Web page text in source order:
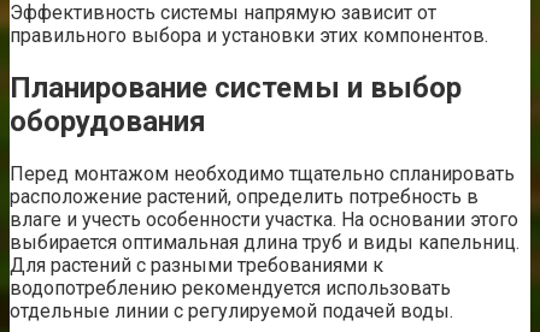
Эффективность системы напрямую зависит от
правильного выбора и установки этих компонентов.
Планирование системы и выбор
оборудования
Перед монтажом необходимо тщательно спланировать
расположение растений, определить потребность в
влаге и учесть особенности участка. На основании этого
выбирается оптимальная длина труб и виды капельниц.
Для растений с разными требованиями к
водопотреблению рекомендуется использовать
отдельные линии с регулируемой подачей воды.